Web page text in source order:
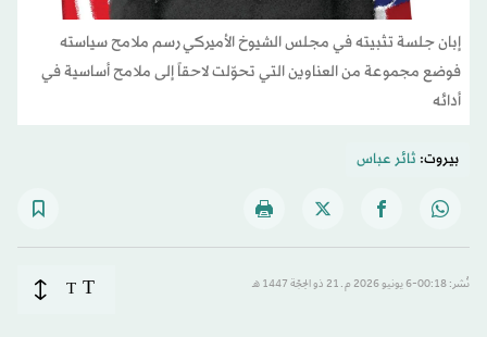
إبان جلسة تثبيته في مجلس الشيوخ الأميركي رسم ملامح سياسته
فوضع مجموعة من العناوين التي تحوّلت لاحقاً إلى ملامح أساسية في
أدائه
بيروت: ثائر عباس
نُشر: 00:18-6 يونيو 2026 م ـ 21 ذو الحِجّة 1447 هـ T
T